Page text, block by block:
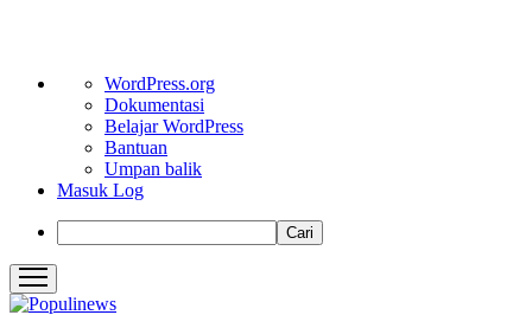
Tentang
WordPress
WordPress.org
Dokumentasi
Belajar WordPress
Bantuan
Umpan balik
Masuk Log
Cari